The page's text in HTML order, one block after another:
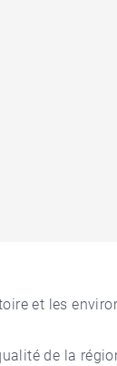
et les
de la